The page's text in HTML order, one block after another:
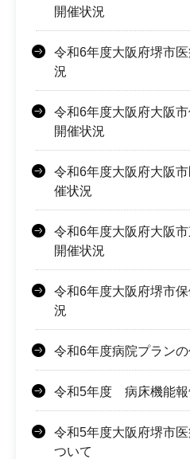
開催状況
令和6年度大阪府堺市
況
令和6年度大阪府大阪
開催状況
令和6年度大阪府大阪
催状況
令和6年度大阪府大阪
開催状況
令和6年度大阪府堺市
況
令和6年度病院プラン
令和5年度 病床機能報
令和5年度大阪府堺市
ついて